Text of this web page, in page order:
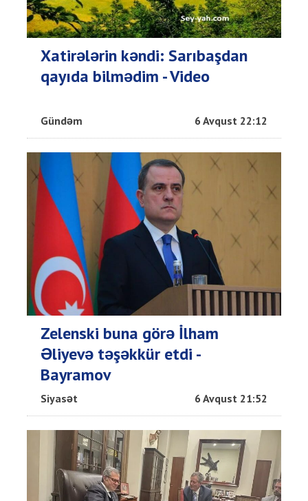
Xatirələrin kəndi: Sarıbaşdan
qayıda bilmədim - Video
Gündəm 6 Avqust 22:12
Zelenski buna görə İlham
Əliyevə təşəkkür etdi -
Bayramov
Siyasət 6 Avqust 21:52